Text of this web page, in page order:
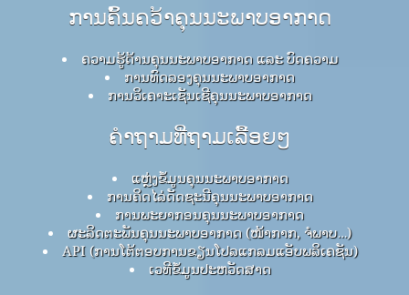
ການຄົ້ນຄວ້າຄຸນນະພາບອາກາດ
ຄວາມຮູ້ດ້ານຄຸນນະພາບອາກາດ ແລະ ບົດຄວາມ
ການທົດລອງຄຸນນະພາບອາກາດ
ການວິເຄາະເຊັນເຊີຄຸນນະພາບອາກາດ
ຄໍາຖາມທີ່ຖາມເລື້ອຍໆ
ແຫຼ່ງຂໍ້ມູນຄຸນນະພາບອາກາດ
ການຄິດໄລ່ດັດຊະນີຄຸນນະພາບອາກາດ
ການພະຍາກອນຄຸນນະພາບອາກາດ
ຜະລິດຕະພັນຄຸນນະພາບອາກາດ (ໜ້າກາກ, ຈໍພາບ…)
API (ການໂຕ້ຕອບການຂຽນໂປລແກລມແອັບພລິເຄຊັນ)
ເວທີຂໍ້ມູນປະຫວັດສາດ